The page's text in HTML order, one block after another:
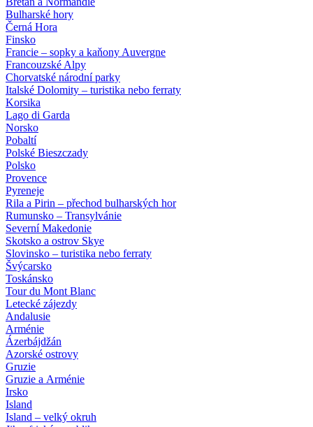
Bulharské hory
Černá Hora
Finsko
Francie – sopky a kaňony Auvergne
Francouzské Alpy
Chorvatské národní parky
Italské Dolomity – turistika nebo ferraty
Korsika
Lago di Garda
Norsko
Pobaltí
Polské Bieszczady
Polsko
Provence
Pyreneje
Rila a Pirin – přechod bulharských hor
Rumunsko – Transylvánie
Severní Makedonie
Skotsko a ostrov Skye
Slovinsko – turistika nebo ferraty
Švýcarsko
Toskánsko
Tour du Mont Blanc
Letecké zájezdy
Andalusie
Arménie
Ázerbájdžán
Azorské ostrovy
Gruzie
Gruzie a Arménie
Irsko
Island
Island – velký okruh